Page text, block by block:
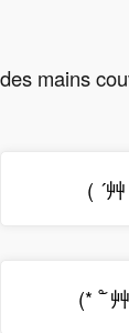
mains
( ´
(* ˚᷄